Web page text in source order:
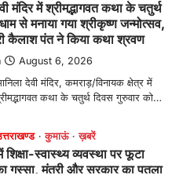
कुमाऊं ख़बरें
शिक्षा-स्वास्थ्य व्यवस्था पर फूटा
गुस्सा, मंत्री और सरकार का पुतला
August 6, 2026
में कांग्रेस का प्रदर्शन, स्वास्थ्य मंत्री व शिक्षा
कुमाऊं ख़बरें नैनीताल